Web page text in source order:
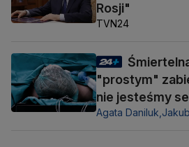
Rosji"
TVN24
"prostym"
nie jesteśmy
Agata Daniluk,